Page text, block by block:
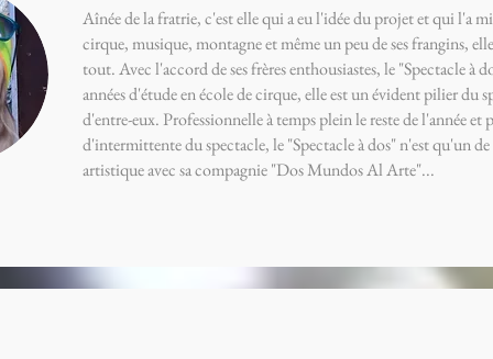
Aînée de la fratrie, c'est elle qui a eu l'idée du projet et qui l'a
cirque, musique, montagne et même un peu de ses frangins,
tout. Avec l'accord de ses frères enthousiastes, le "Spectacle à
années d'étude en école de cirque, elle est un évident pilier du
d'entre-eux. Professionnelle à temps plein le reste de l'année et
d'intermittente du spectacle, le "Spectacle à dos" n'est qu'un
artistique avec sa compagnie "Dos Mundos Al Arte"...